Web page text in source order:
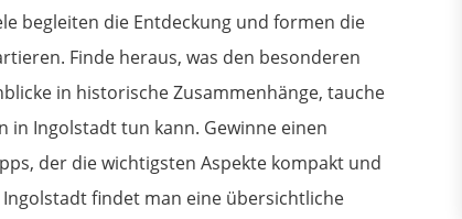
begleiten die Entdeckung und formen die
Finde heraus, was den besonderen
in historische Zusammenhänge, tauche
in Ingolstadt tun kann. Gewinne einen
der die wichtigsten Aspekte kompakt und
findet man eine übersichtliche